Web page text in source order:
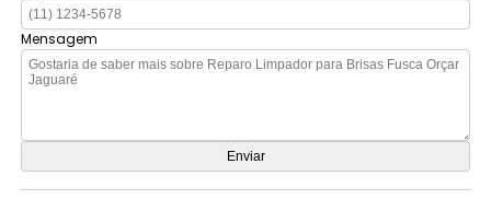
Mensagem